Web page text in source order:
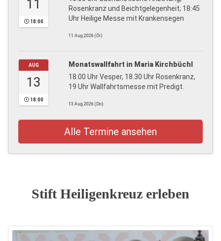
11
18:00
Rosenkranz und Beichtgelegenheit; 18:45
Uhr Heilige Messe mit Krankensegen
11.Aug.2026 (Di)
AUG
13
18:00
Monatswallfahrt in Maria Kirchbüchl
18.00 Uhr Vesper, 18.30 Uhr Rosenkranz,
19 Uhr Wallfahrtsmesse mit Predigt.
13.Aug.2026 (Do)
Alle Termine ansehen
Stift Heiligenkreuz erleben